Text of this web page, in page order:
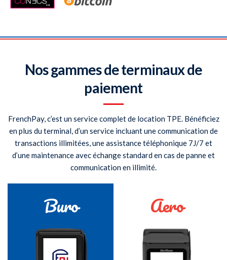
Nos gammes de terminaux de
paiement
FrenchPay, c’est un service complet de location TPE. Bénéficiez
en plus du terminal, d’un service incluant une communication de
transactions illimitées, une assistance téléphonique 7J/7 et
d’une maintenance avec échange standard en cas de panne et
communication en illimité.
Buro Aero